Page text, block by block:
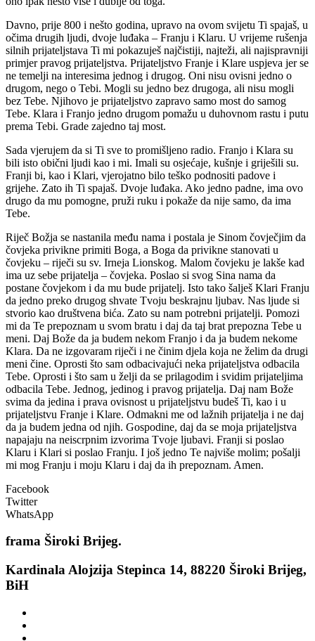
Davno, prije 800 i nešto godina, upravo na ovom svijetu Ti spajaš, u
očima drugih ljudi, dvoje luđaka – Franju i Klaru. U vrijeme rušenja
silnih prijateljstava Ti mi pokazuješ najčistiji, najteži, ali najispravniji
primjer pravog prijateljstva. Prijateljstvo Franje i Klare uspjeva jer se
ne temelji na interesima jednog i drugog. Oni nisu ovisni jedno o
drugom, nego o Tebi. Mogli su jedno bez drugoga, ali nisu mogli
bez Tebe. Njihovo je prijateljstvo zapravo samo most do samog
Tebe. Klara i Franjo jedno drugom pomažu u duhovnom rastu i putu
prema Tebi. Grade zajedno taj most.
Sada vjerujem da si Ti sve to promišljeno radio. Franjo i Klara su
bili isto obični ljudi kao i mi. Imali su osjećaje, kušnje i griješili su.
Franji bi, kao i Klari, vjerojatno bilo teško podnositi padove i
grijehe. Zato ih Ti spajaš. Dvoje luđaka. Ako jedno padne, ima ovo
drugo da mu pomogne, pruži ruku i pokaže da nije samo, da ima
Tebe.
Riječ Božja se nastanila među nama i postala je Sinom čovječjim da
čovjeka privikne primiti Boga, a Boga da privikne stanovati u
čovjeku – riječi su sv. Irneja Lionskog. Malom čovjeku je lakše kad
ima uz sebe prijatelja – čovjeka. Poslao si svog Sina nama da
postane čovjekom i da mu bude prijatelj. Isto tako šalješ Klari Franju
da jedno preko drugog shvate Tvoju beskrajnu ljubav. Nas ljude si
stvorio kao društvena bića. Zato su nam potrebni prijatelji. Pomozi
mi da Te prepoznam u svom bratu i daj da taj brat prepozna Tebe u
meni. Daj Bože da ja budem nekom Franjo i da ja budem nekome
Klara. Da ne izgovaram riječi i ne činim djela koja ne želim da drugi
meni čine. Oprosti što sam odbacivajući neka prijateljstva odbacila
Tebe. Oprosti i što sam u želji da se prilagodim i svidim prijateljima
odbacila Tebe. Jednog, jedinog i pravog prijatelja. Daj nam Bože
svima da jedina i prava ovisnost u prijateljstvu budeš Ti, kao i u
prijateljstvu Franje i Klare. Odmakni me od lažnih prijatelja i ne daj
da ja budem jedna od njih. Gospodine, daj da se moja prijateljstva
napajaju na neiscrpnim izvorima Tvoje ljubavi. Franji si poslao
Klaru i Klari si poslao Franju. I još jedno Te najviše molim; pošalji
mi mog Franju i moju Klaru i daj da ih prepoznam. Amen.
Facebook
Twitter
WhatsApp
frama Široki Brijeg.
Kardinala Alojzija Stepinca 14, 88220 Široki Brijeg,
BiH